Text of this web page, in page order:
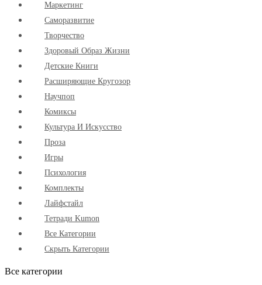
Маркетинг
Cаморазвитие
Творчество
Здоровый Образ Жизни
Детские Книги
Расширяющие Кругозор
Научпоп
Комиксы
Культура И Искусство
Проза
Игры
Психология
Комплекты
Лайфстайл
Тетради Kumon
Все Категории
Скрыть Категории
Все категории